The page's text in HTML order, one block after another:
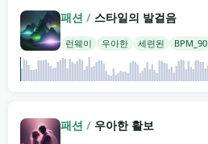
패션 / 스타일의 발걸음
런웨이 우아한 세련된 BPM_90
패션 / 우아한 활보